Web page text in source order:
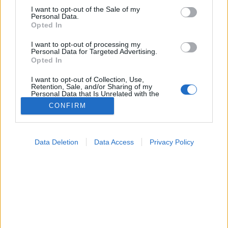
consent section.
I want to opt-out of the Sale of my
Personal Data.
Opted In
I want to opt-out of processing my
Personal Data for Targeted Advertising.
Opted In
I want to opt-out of Collection, Use,
Retention, Sale, and/or Sharing of my
Personal Data that Is Unrelated with the
Purposes for which it was collected.
Opted Out
CONFIRM
Data Deletion Data Access Privacy Policy